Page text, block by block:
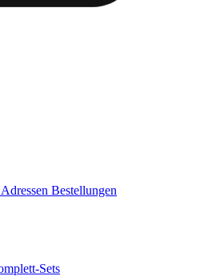
Adressen Bestellungen
Sets